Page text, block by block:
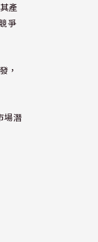
產
爭
，
場潛